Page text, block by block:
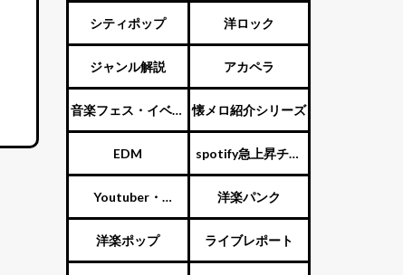
シティポップ 洋ロック
ジャンル解説 アカペラ
音楽フェス・イベン
ト
懐メロ紹介シリーズ
EDM spotify急上昇チャ
ート
Youtuber・
Vtuber・歌い手
洋楽パンク
洋楽ポップ ライブレポート